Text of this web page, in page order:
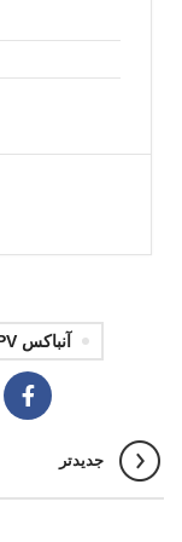
آنباکس DJI FPV
جدیدتر